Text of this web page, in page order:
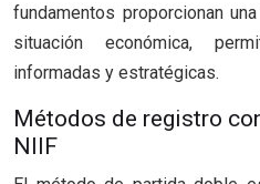
fundamentos proporcionan
situación económica,
informadas y estratégicas.
Métodos de registro
NIIF